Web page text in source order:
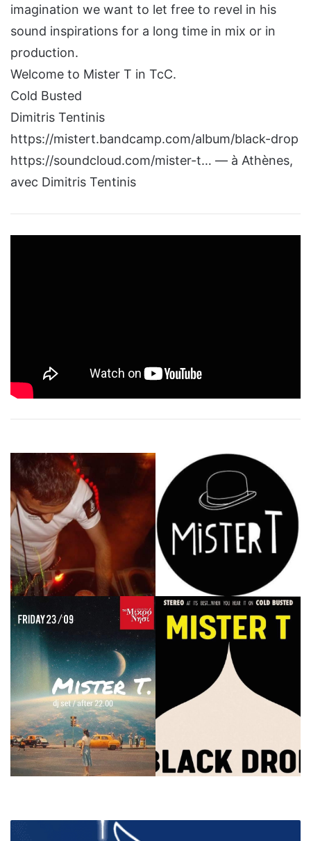
imagination we want to let free to revel in his
sound inspirations for a long time in mix or in
production.
Welcome to Mister T in TcC.
Cold Busted
Dimitris Tentinis
https://mistert.bandcamp.com/album/black-drop
https://soundcloud.com/mister-t… — à Athènes,
avec Dimitris Tentinis